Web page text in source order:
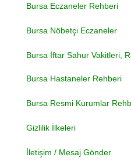
Bursa Eczaneler Rehberi
Bursa Nöbetçi Eczaneler
Bursa İftar Sahur Vakitleri,
Bursa Hastaneler Rehberi
Bursa Resmi Kurumlar
Gizlilik İlkeleri
İletişim / Mesaj Gönder